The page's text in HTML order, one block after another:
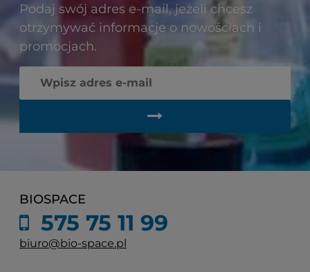
Podaj swój adres e-mail, jeżeli chcesz
otrzymywać informacje o nowościach i
promocjach.
BIOSPACE
575 75 11 99
biuro@bio-space.pl